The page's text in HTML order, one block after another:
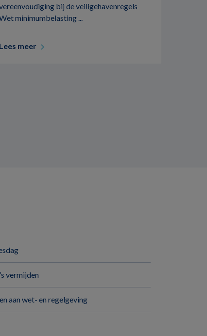
bij de veiligehavenregels
minimumbelasting ...
Lees meer
vermijden
aan wet- en regelgeving